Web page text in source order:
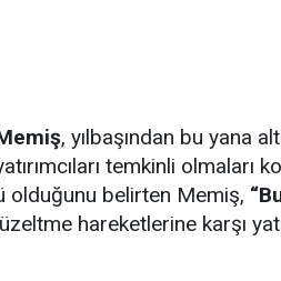
, yılbaşından bu yana
temkinli olmaları
olduğunu belirten Memiş,
hareketlerine karşı